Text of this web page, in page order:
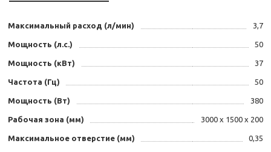
Максимальный расход (л/мин) 3,7
Мощность (л.с.) 50
Мощность (кВт) 37
Частота (Гц) 50
Мощность (Вт) 380
Рабочая зона (мм) 3000 х 1500 х 200
Максимальное отверстие (мм) 0,35